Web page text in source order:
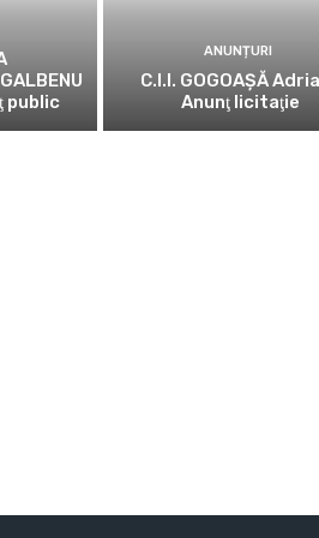
public
ANUNȚURI
C.I.I. GOGOAŞĂ
Anunţ licitaţie